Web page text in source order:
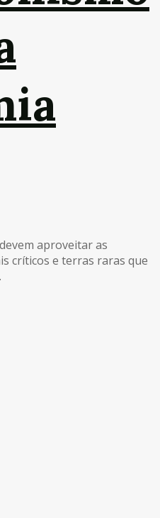
aproveitar as
críticos e terras raras que